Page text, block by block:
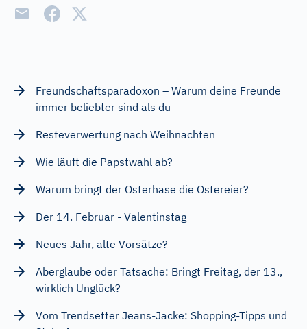
Freundschaftsparadoxon – Warum deine Freunde
immer beliebter sind als du
Resteverwertung nach Weihnachten
Wie läuft die Papstwahl ab?
Warum bringt der Osterhase die Ostereier?
Der 14. Februar - Valentinstag
Neues Jahr, alte Vorsätze?
Aberglaube oder Tatsache: Bringt Freitag, der 13.,
wirklich Unglück?
Vom Trendsetter Jeans-Jacke: Shopping-Tipps und